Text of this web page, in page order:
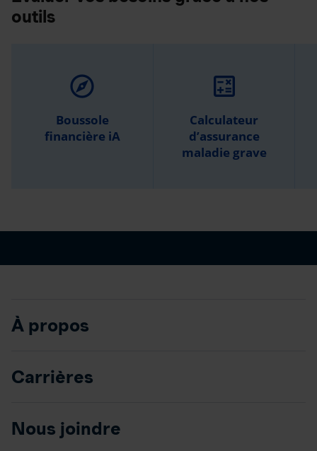
outils
explore
Boussole
financière iA
calculate
Calculateur
d’assurance
maladie grave
À propos
Carrières
Nous joindre